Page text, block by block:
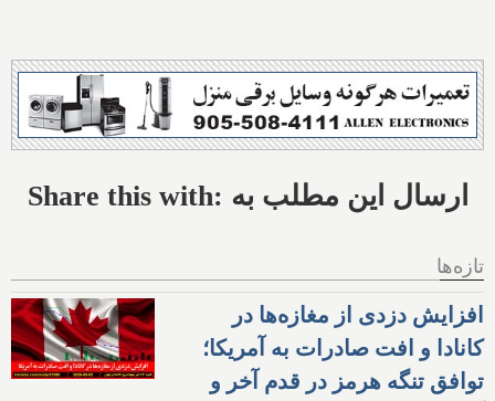
Share this with: ارسال این مطلب به
تازه‌ها
افزایش دزدی از مغازه‌ها در
کانادا و افت صادرات به آمریکا؛
توافق تنگه هرمز در قدم آخر و